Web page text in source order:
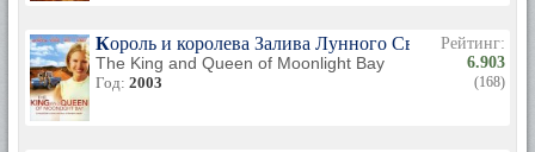
Король и королева Залива Лунного Света
The King and Queen of Moonlight Bay
Год: 2003
Рейтинг:
6.903
(168)